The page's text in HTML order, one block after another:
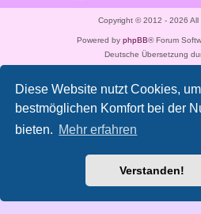
Diese Website nutzt Cookies,
bestmöglichen Komfort bei der
bieten. Mehr erfahren
Verstanden!
Copyright © 2012 - 2026 All
Powered by phpBB® Forum
Deutsche Übersetzung